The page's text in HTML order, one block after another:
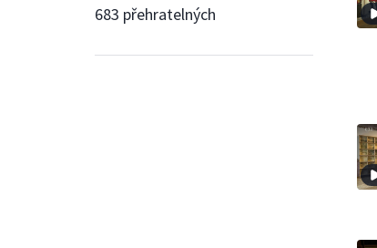
683 přehratelných